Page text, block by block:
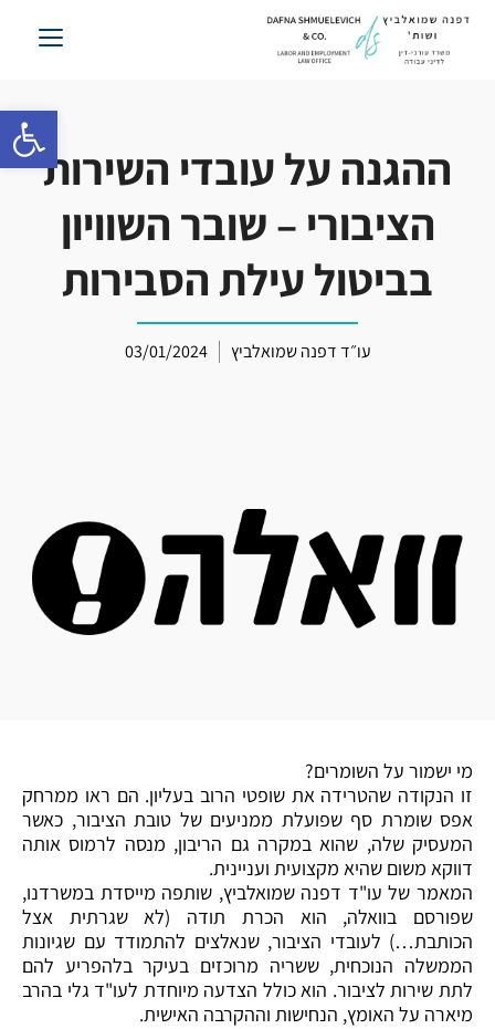
פתח
דלג
ההגנה על עובדי השירות
הציבורי – שובר השוויון
בביטול עילת הסבירות
עו״ד דפנה שמואלביץ 03/01/2024
מי ישמור על השומרים?
זו הנקודה שהטרידה את שופטי הרוב בעליון. הם ראו ממרחק
אפס שומרת סף שפועלת ממניעים של טובת הציבור, כאשר
המעסיק שלה, שהוא במקרה גם הריבון, מנסה לרמוס אותה
דווקא משום שהיא מקצועית ועניינית.
המאמר של עו"ד דפנה שמואלביץ, שותפה מייסדת במשרדנו,
שפורסם בוואלה, הוא הכרת תודה (לא שגרתית אצל
הכותבת…) לעובדי הציבור, שנאלצים להתמודד עם שגיונות
הממשלה הנוכחית, ששריה מרוכזים בעיקר בלהפריע להם
לתת שירות לציבור. הוא כולל הצדעה מיוחדת לעו"ד גלי בהרב
מיארה על האומץ, הנחישות וההקרבה האישית.